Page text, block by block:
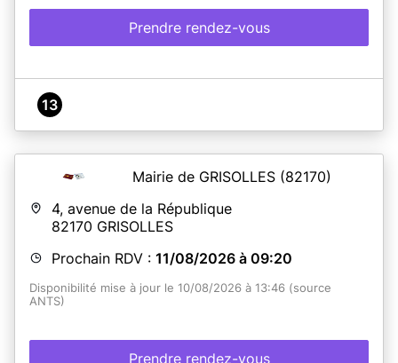
Prendre rendez-vous
13
Mairie de GRISOLLES (82170)
4, avenue de la République
82170 GRISOLLES
Prochain RDV : 11/08/2026 à 09:20
Disponibilité mise à jour le 10/08/2026 à 13:46 (source
ANTS)
Prendre rendez-vous